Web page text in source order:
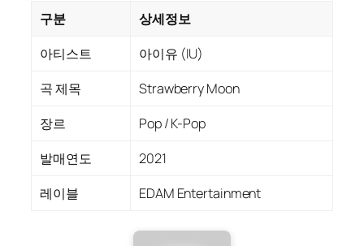
구분
상세정보
아티스트
아이유 (IU)
곡 제목
Strawberry Moon
장르
Pop / K-Pop
발매연도
2021
레이블
EDAM Entertainment